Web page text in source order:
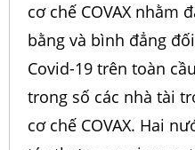
cơ chế COVAX nhằm
bằng và bình đẳng
Covid-19 trên toàn
trong số các nhà tài
cơ chế COVAX. Hai